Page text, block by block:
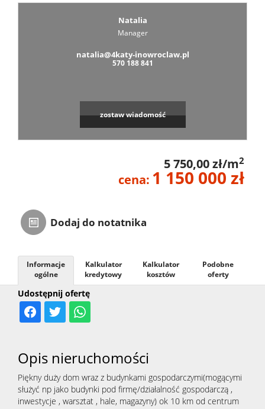
Natalia
Manager
natalia@4katy-inowroclaw.pl
570 188 841
zostaw wiadomość
5 750,00 zł/m2
cena: 1 150 000 zł
Dodaj do notatnika
Udostępnij ofertę
Informacje
ogólne
Kalkulator
kredytowy
Kalkulator
kosztów
Podobne
oferty
Opis nieruchomości
Piękny duży dom wraz z budynkami gospodarczymi(mogącymi
służyć np jako budynki pod firmę/działalność gospodarczą ,
inwestycje , warsztat , hale, magazyny) ok 10 km od centrum